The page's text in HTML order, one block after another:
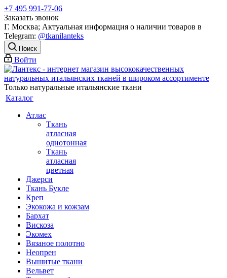
+7 495 991-77-06
Заказать звонок
Г. Москва; Актуальная информация о наличии товаров в
Telegram: @tkanilanteks
Поиск
Войти
Только натуральные итальянские ткани
Каталог
Атлас
Ткань
атласная
однотонная
Ткань
атласная
цветная
Джерси
Ткань Букле
Креп
Экокожа и кожзам
Бархат
Вискоза
Экомех
Вязаное полотно
Неопрен
Вышитые ткани
Вельвет